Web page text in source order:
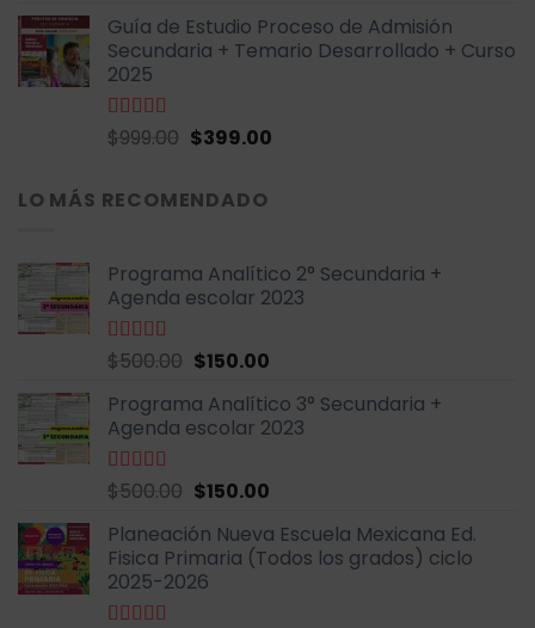
5
original
era:
actual
es:
Guía de Estudio Proceso de Admisión
Secundaria + Temario Desarrollado + Curso
2025
Valorado
$999.00 El
original
era:
$399.00El
LO MÁS RECOMENDADO
Programa Analítico 2° Secundaria +
Agenda escolar 2023
Valorado
5
$500.00 El
original
era:
$150.00El
actual
es:
Programa Analítico 3° Secundaria +
Agenda escolar 2023
Valorado
5
$500.00 El
original
era:
$500.00.
$150.00El
actual
es:
Planeación Nueva Escuela Mexicana Ed.
Fisica Primaria (Todos los grados) ciclo
2025-2026